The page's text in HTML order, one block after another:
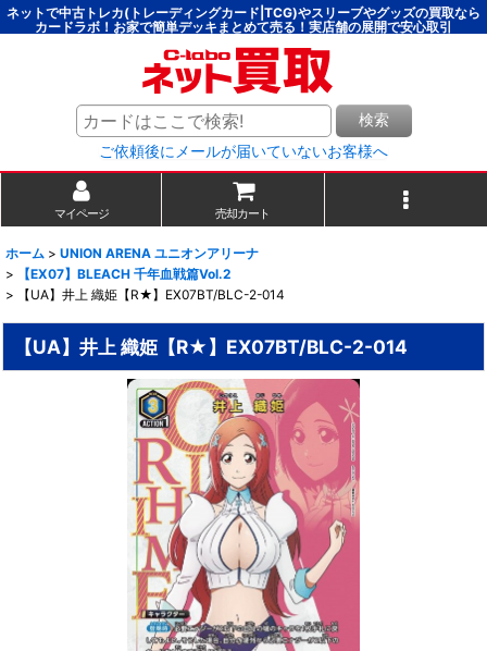
ネットで中古トレカ(トレーディングカード|TCG)やスリーブやグッズの買取なら
カードラボ！お家で簡単デッキまとめて売る！実店舗の展開で安心取引
検索
ご依頼後にメールが届いていないお客様へ
マイページ 売却カート
ホーム > UNION ARENA ユニオンアリーナ
>
【EX07】BLEACH 千年血戦篇Vol.2
>
【UA】井上 織姫【R★】EX07BT/BLC-2-014
【UA】井上 織姫【R★】EX07BT/BLC-2-014